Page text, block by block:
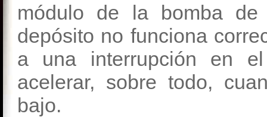
módulo de la bomba
depósito no funciona
a una interrupción en
acelerar, sobre todo,
bajo.